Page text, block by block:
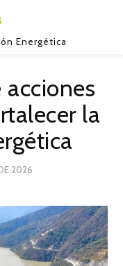
Energética
acciones
la
2026
DE
2026